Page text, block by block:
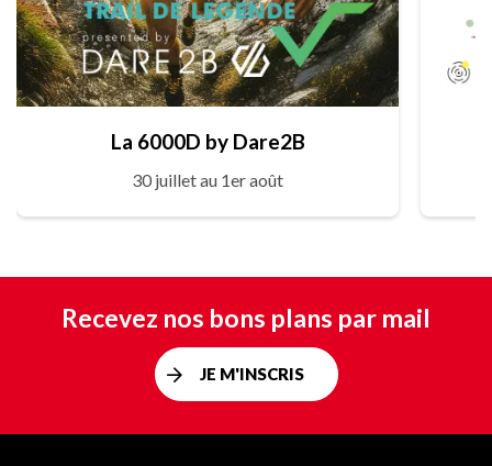
La 6000D by Dare2B
30 juillet au 1er août
Recevez nos bons plans par mail
JE M'INSCRIS